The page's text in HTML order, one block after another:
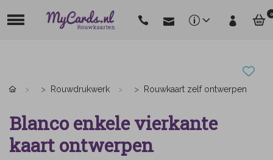
0
Rouwdrukwerk Rouwkaart zelf ontwerpen
Blanco enkele vierkante
kaart ontwerpen